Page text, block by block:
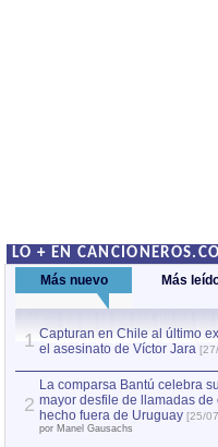
LO + EN
Más nuevo Más
1 Capturan en Chile al último
el asesinato de Víctor Jara
2
La comparsa Bantú celebra
mayor desfile de llamadas
hecho fuera de Uruguay [25/
por Manel Gausachs